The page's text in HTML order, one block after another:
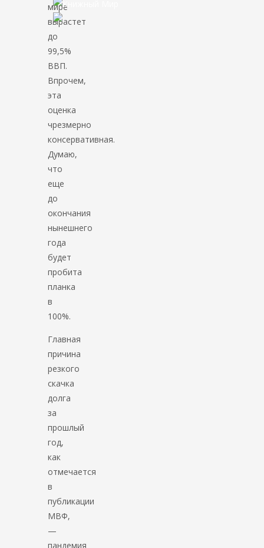
мире
вырастет
до
99,5%
ВВП.
Впрочем,
эта
оценка
чрезмерно
консервативная.
Думаю,
что
еще
до
окончания
нынешнего
года
будет
пробита
планка
в
100%.
Главная
причина
резкого
скачка
долга
за
прошлый
год,
как
отмечается
в
публикации
МВФ,
—
пандемия